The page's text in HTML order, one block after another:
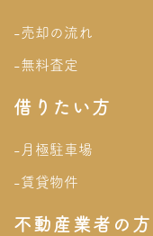
-売却の流れ
-無料査定
借りたい方
-月極駐車場
-賃貸物件
不動産業者の